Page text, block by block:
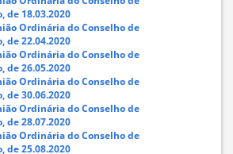
de 18.03.2020
Ordinária do Conselho de
de 22.04.2020
Ordinária do Conselho de
de 26.05.2020
Ordinária do Conselho de
de 30.06.2020
Ordinária do Conselho de
de 28.07.2020
Ordinária do Conselho de
de 25.08.2020